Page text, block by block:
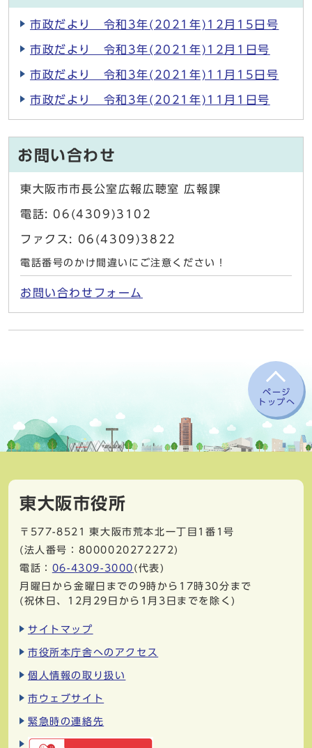
市政だより 令和3年(2021年)12月15日号
市政だより 令和3年(2021年)12月1日号
市政だより 令和3年(2021年)11月15日号
市政だより 令和3年(2021年)11月1日号
お問い合わせ
東大阪市市長公室広報広聴室 広報課
電話: 06(4309)3102
ファクス: 06(4309)3822
電話番号のかけ間違いにご注意ください！
お問い合わせフォーム
ページ
トップへ
東大阪市役所
〒577-8521
東大阪市荒本北一丁目1番1号
(法人番号：8000020272272)
電話： 06-4309-3000 (代表)
月曜日から金曜日までの9時から17時30分まで
(祝休日、12月29日から1月3日までを除く)
サイトマップ
市役所本庁舎へのアクセス
個人情報の取り扱い
市ウェブサイト
緊急時の連絡先